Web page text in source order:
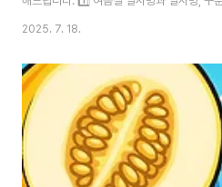
가 지속되면 우리 몸은 체온 조절 기능에 무
들입니다.단순히 땀을 많이 흘리거나 지친
초기 대응을 잘못할 경우 생명을 위협할 수도
고 있어야 합니다. 🧠 주요 더위 관련 질환
오래 노출돼 발생, 피부는 뜨겁지만 땀이
2025. 7. 18.